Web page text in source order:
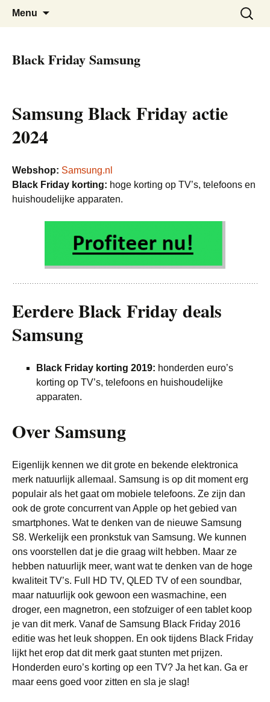
Black Friday Super SALE
De beste kortingen bij elkaar!
Menu
Zoeken
naar:
Black Friday Samsung
Samsung Black Friday actie
2024
Webshop: Samsung.nl
Black Friday korting: hoge korting op TV’s, telefoons en
huishoudelijke apparaten.
Eerdere Black Friday deals
Samsung
Black Friday korting 2019: honderden euro’s
korting op TV’s, telefoons en huishoudelijke
apparaten.
Over Samsung
Eigenlijk kennen we dit grote en bekende elektronica
merk natuurlijk allemaal. Samsung is op dit moment erg
populair als het gaat om mobiele telefoons. Ze zijn dan
ook de grote concurrent van Apple op het gebied van
smartphones. Wat te denken van de nieuwe Samsung
S8. Werkelijk een pronkstuk van Samsung. We kunnen
ons voorstellen dat je die graag wilt hebben. Maar ze
hebben natuurlijk meer, want wat te denken van de hoge
kwaliteit TV’s. Full HD TV, QLED TV of een soundbar,
maar natuurlijk ook gewoon een wasmachine, een
droger, een magnetron, een stofzuiger of een tablet koop
je van dit merk. Vanaf de Samsung Black Friday 2016
editie was het leuk shoppen. En ook tijdens Black Friday
lijkt het erop dat dit merk gaat stunten met prijzen.
Honderden euro’s korting op een TV? Ja het kan. Ga er
maar eens goed voor zitten en sla je slag!